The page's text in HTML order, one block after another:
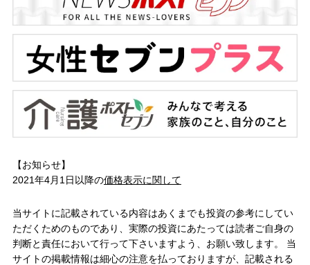
【お知らせ】
2021年4月1日以降の価格表示に関して
当サイトに記載されている内容はあくまでも投資の参考にしてい
ただくためのものであり、実際の投資にあたっては読者ご自身の
判断と責任において行って下さいますよう、お願い致します。 当
サイトの掲載情報は細心の注意を払っておりますが、記載される